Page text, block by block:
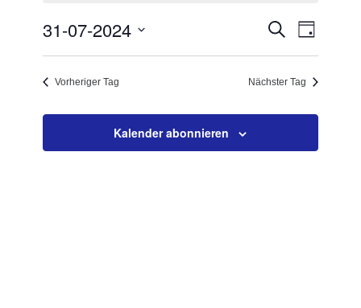
Suche
und
Navigation
Suche
Tag
31-07-2024
Vorheriger Tag
Nächster Tag
Kalender abonnieren